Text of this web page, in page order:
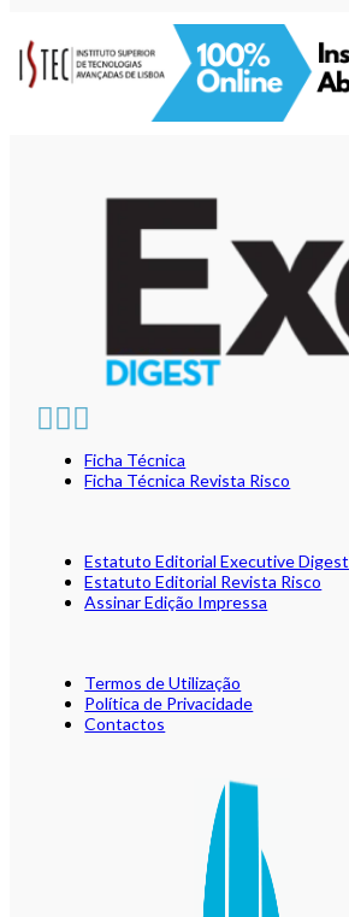
Ficha Técnica
Ficha Técnica Revista Risco
Estatuto Editorial Executive Digest
Estatuto Editorial Revista Risco
Assinar Edição Impressa
Termos de Utilização
Política de Privacidade
Contactos